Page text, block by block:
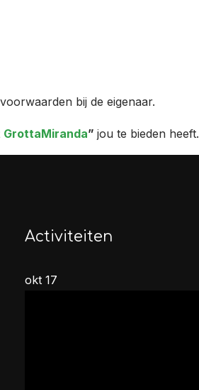
bij de eigenaar.
” jou te bieden heeft.
Activiteiten
okt 17